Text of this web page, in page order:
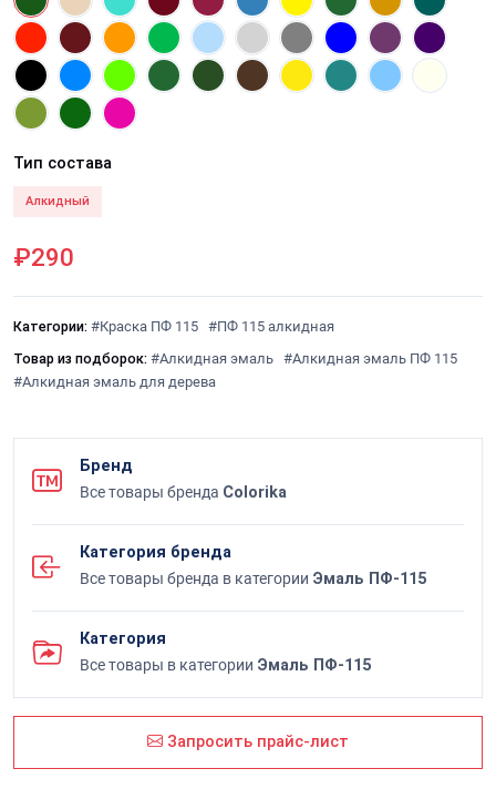
Тип состава
Алкидный
₽290
Категории: #Краска ПФ 115 #ПФ 115 алкидная
Товар из подборок: #Алкидная эмаль #Алкидная эмаль ПФ 115
#Алкидная эмаль для дерева
Бренд
Все товары бренда Colorika
Категория бренда
Все товары бренда в категории Эмаль ПФ-115
Категория
Все товары в категории Эмаль ПФ-115
Запросить прайс-лист